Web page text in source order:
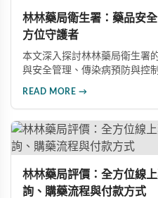
林林藥局衛生署：藥品安
方位守護者
本文深入探討林林藥局衛生署
與安全管理、傳染病預防與控
READ MORE →
林林藥局評價：全方位線
詢、購藥流程與付款方式